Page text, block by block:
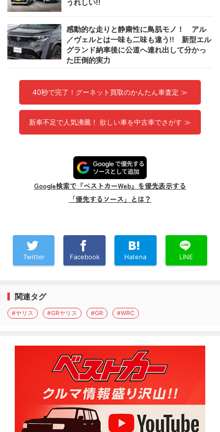
うれしい!!
感動的な走りと静粛性に鳥肌モノ！ アル
／ヴェルとは一味も二味も違う!! 新型エル
グランド納車後に公道へ連れ出して分かっ
た圧倒的実力
40秒で完了！グーネット買取のかんたん車査定 ≫
新車不足で人気沸騰！ 欲しい車を中古車でさがす ≫
Google検索で『ベストカーWeb』を優先表示する
「優先するソース」とは？
Twitter Facebook Hatena LINE
関連タグ
#ヤリス #GRヤリス #GR #WRC